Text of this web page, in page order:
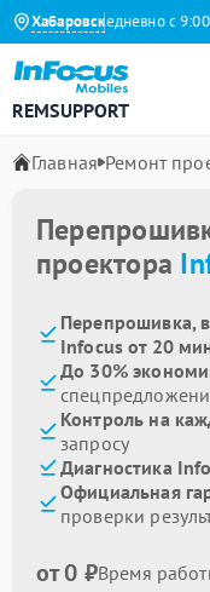
ХабаровскЕжедневно с 9:00
REMSUPPORT
Главная Ремонт
проектора
Перепрошивка,
Infocus от 20
До 30%
Контроль на
запросу
Диагностика
Официальная
проверки
от 0 ₽Время